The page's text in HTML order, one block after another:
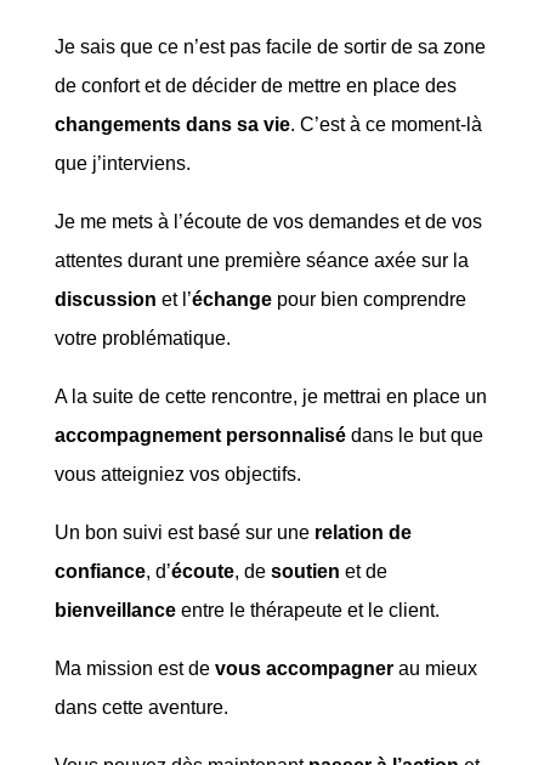
Je sais que ce n’est pas facile de sortir de sa zone
de confort et de décider de mettre en place des
changements dans sa vie. C’est à ce moment-là
que j’interviens.
Je me mets à l’écoute de vos demandes et de vos
attentes durant une première séance axée sur la
discussion et l’échangepour bien comprendre
votre problématique.
A la suite de cette rencontre, je mettrai en place un
accompagnement personnalisédans le but que
vous atteigniez vos objectifs.
Un bon suivi est basé sur une relation de
confiance, d’écoute, de soutien et de
bienveillanceentre le thérapeute et le client.
Ma mission est de vous accompagnerau mieux
dans cette aventure.